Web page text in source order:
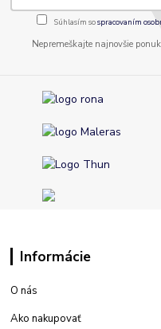
Súhlasím sospracovaním
Nepremeškajte najnovšie
Informácie
O nás
Ako nakupovať